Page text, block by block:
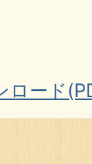
ロード